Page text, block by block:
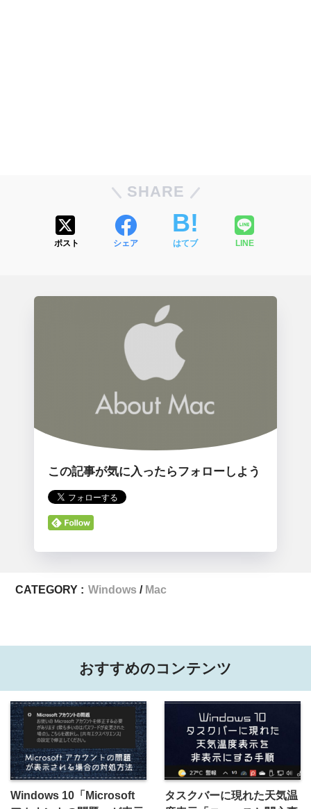
SHARE
ポスト シェア はてブ LINE
この記事が気に入ったらフォローしよう
CATEGORY : Windows Mac
おすすめのコンテンツ
Windows 10「Microsoft
タスクバーに現れた天気温